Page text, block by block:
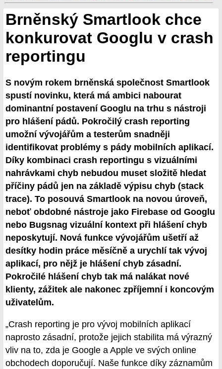
Brněnský Smartlook chce
konkurovat Googlu v crash
reportingu
S novým rokem brněnská společnost Smartlook
spustí novinku, která má ambici nabourat
dominantní postavení Googlu na trhu s nástroji
pro hlášení pádů. Pokročilý crash reporting
umožní vývojářům a testerům snadněji
identifikovat problémy s pády mobilních aplikací.
Díky kombinaci crash reportingu s vizuálními
nahrávkami chyb nebudou muset složitě hledat
příčiny pádů jen na základě výpisu chyb (stack
trace). To posouvá Smartlook na novou úroveň,
neboť obdobné nástroje jako Firebase od Googlu
nebo Bugsnag vizuální kontext při hlášení chyb
neposkytují. Nová funkce vývojářům ušetří až
desítky hodin práce měsíčně a urychlí tak vývoj
aplikací, pro nějž je hlášení chyb zásadní.
Pokročilé hlášení chyb tak má nalákat nové
klienty, zážitek ale nakonec zpříjemní i koncovým
uživatelům.
„Crash reporting je pro vývoj mobilních aplikací
naprosto zásadní, protože jejich stabilita má výrazný
vliv na to, zda je Google a Apple ve svých online
obchodech doporučují. Naše funkce díky záznamům